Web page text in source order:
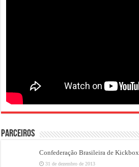
PARCEIROS
Confederação Brasileira de
31 de dezembro de 2013